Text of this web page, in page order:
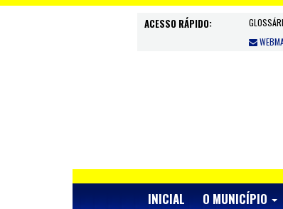
ACESSO RÁPIDO:
INICIAL O MUNICÍPIO